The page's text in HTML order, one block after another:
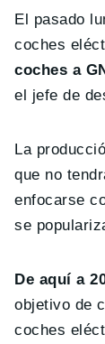
El pasado
coches
coches a
el jefe de
La
que no
enfocarse
se
De aquí a
objetivo de
coches